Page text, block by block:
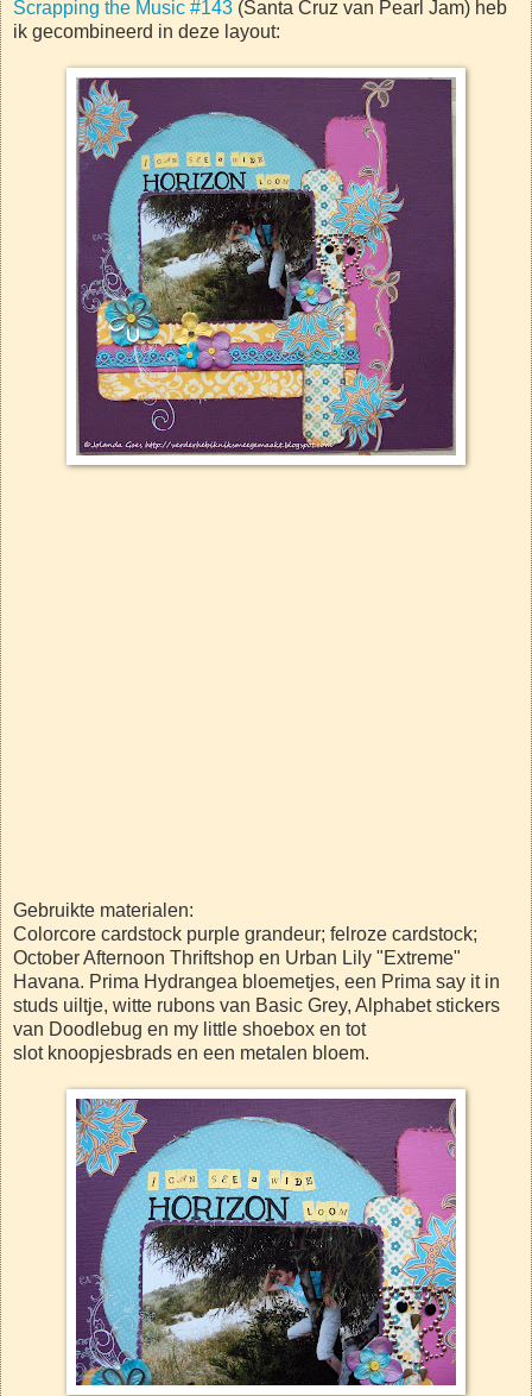
Scrapping the Music #143 (Santa Cruz van Pearl Jam) heb
ik gecombineerd in deze layout:
Gebruikte materialen:
Colorcore cardstock purple grandeur; felroze cardstock;
October Afternoon Thriftshop en Urban Lily "Extreme"
Havana. Prima Hydrangea bloemetjes, een Prima say it in
studs uiltje, witte rubons van Basic Grey, Alphabet stickers
van Doodlebug en my little shoebox en tot
slot knoopjesbrads en een metalen bloem.